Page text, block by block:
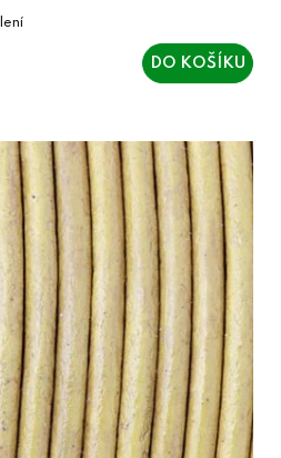
DO KOŠÍKU